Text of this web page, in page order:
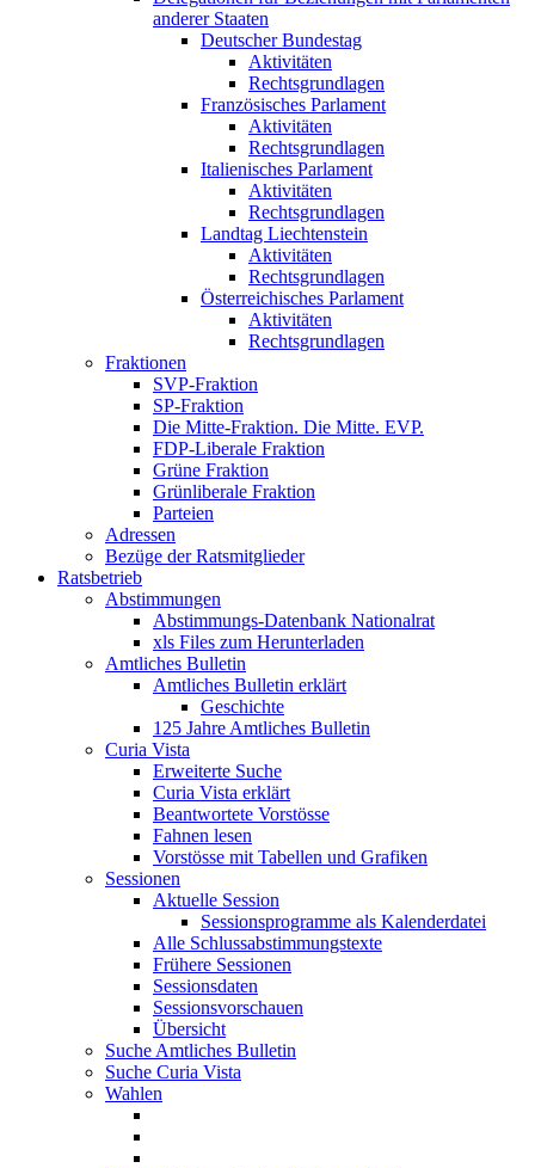
anderer Staaten
Deutscher Bundestag
Aktivitäten
Rechtsgrundlagen
Französisches Parlament
Aktivitäten
Rechtsgrundlagen
Italienisches Parlament
Aktivitäten
Rechtsgrundlagen
Landtag Liechtenstein
Aktivitäten
Rechtsgrundlagen
Österreichisches Parlament
Aktivitäten
Rechtsgrundlagen
Fraktionen
SVP-Fraktion
SP-Fraktion
Die Mitte-Fraktion. Die Mitte. EVP.
FDP-Liberale Fraktion
Grüne Fraktion
Grünliberale Fraktion
Parteien
Adressen
Bezüge der Ratsmitglieder
Ratsbetrieb
Abstimmungen
Abstimmungs-Datenbank Nationalrat
xls Files zum Herunterladen
Amtliches Bulletin
Amtliches Bulletin erklärt
Geschichte
125 Jahre Amtliches Bulletin
Curia Vista
Erweiterte Suche
Curia Vista erklärt
Beantwortete Vorstösse
Fahnen lesen
Vorstösse mit Tabellen und Grafiken
Sessionen
Aktuelle Session
Sessionsprogramme als Kalenderdatei
Alle Schlussabstimmungstexte
Frühere Sessionen
Sessionsdaten
Sessionsvorschauen
Übersicht
Suche Amtliches Bulletin
Suche Curia Vista
Wahlen